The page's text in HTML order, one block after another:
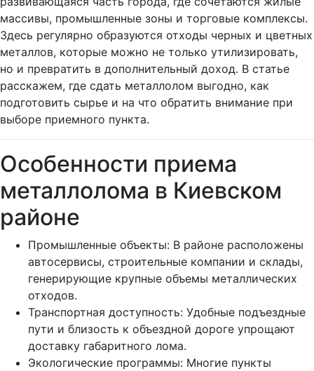
массивы, промышленные зоны и торговые комплексы.
Здесь регулярно образуются отходы черных и цветных
металлов, которые можно не только утилизировать,
но и превратить в дополнительный доход. В статье
расскажем, где сдать металлолом выгодно, как
подготовить сырье и на что обратить внимание при
выборе приемного пункта.
Особенности приема
металлолома в Киевском
районе
Промышленные объекты: В районе расположены
автосервисы, строительные компании и склады,
генерирующие крупные объемы металлических
отходов.
Транспортная доступность: Удобные подъездные
пути и близость к объездной дороге упрощают
доставку габаритного лома.
Экологические программы: Многие пункты